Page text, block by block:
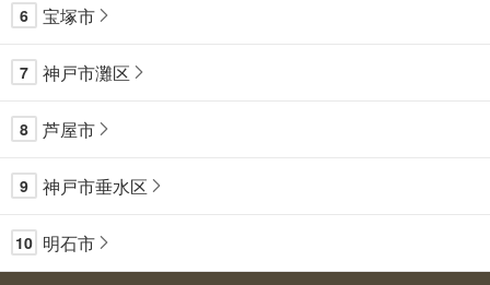
6 宝塚市
7 神戸市灘区
8 芦屋市
9 神戸市垂水区
10 明石市